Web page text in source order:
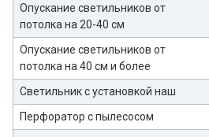
Опускание светильников от
потолка на 20-40 см
Опускание светильников от
потолка на 40 см и более
Светильник с установкой наш
Перфоратор с пылесосом